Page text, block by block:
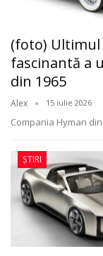
(foto) Ultimul
fascinantă a
din 1965
Alex 15 iulie 2026
Compania Hyman
ȘTIRI